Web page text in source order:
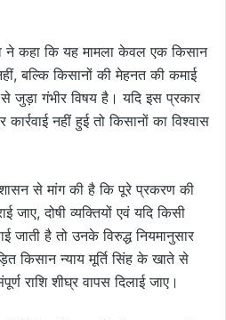
कहा कि यह मामला केवल एक किसान
बल्कि किसानों की मेहनत की कमाई
जुड़ा गंभीर विषय है। यदि इस प्रकार
नहीं हुई तो किसानों का विश्वास
से मांग की है कि पूरे प्रकरण की
जाए, दोषी व्यक्तियों एवं यदि किसी
जाती है तो उनके विरुद्ध नियमानुसार
किसान न्याय मूर्ति सिंह के खाते से
राशि शीघ्र वापस दिलाई जाए।